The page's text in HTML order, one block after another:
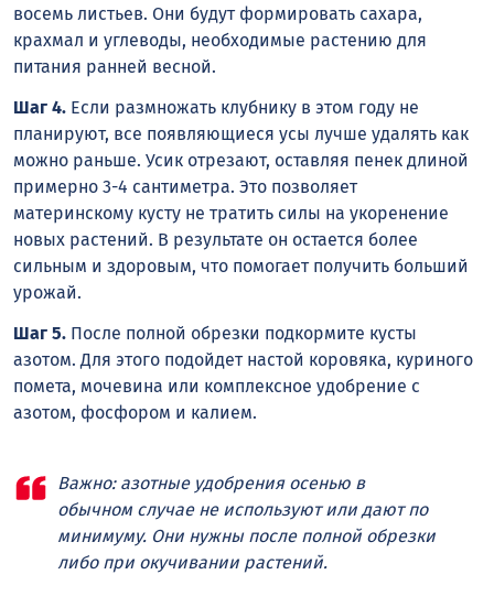
восемь листьев. Они будут формировать сахара,
крахмал и углеводы, необходимые растению для
питания ранней весной.
Шаг 4. Если размножать клубнику в этом году не
планируют, все появляющиеся усы лучше удалять как
можно раньше. Усик отрезают, оставляя пенек длиной
примерно 3-4 сантиметра. Это позволяет
материнскому кусту не тратить силы на укоренение
новых растений. В результате он остается более
сильным и здоровым, что помогает получить больший
урожай.
Шаг 5. После полной обрезки подкормите кусты
азотом. Для этого подойдет настой коровяка, куриного
помета, мочевина или комплексное удобрение с
азотом, фосфором и калием.
Важно: азотные удобрения осенью в
обычном случае не используют или дают по
минимуму. Они нужны после полной обрезки
либо при окучивании растений.